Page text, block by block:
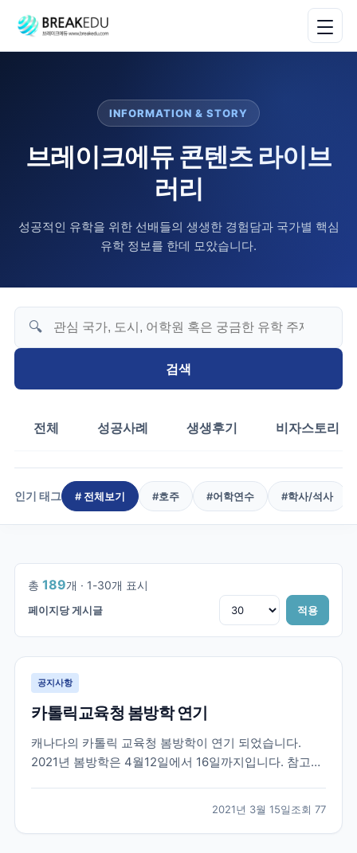
INFORMATION & STORY
브레이크에듀 콘텐츠 라이브
러리
성공적인 유학을 위한 선배들의 생생한 경험담과 국가별 핵심
유학 정보를 한데 모았습니다.
🔍
검색
전체 성공사례 생생후기 비자스토리
인기 태그 # 전체보기 #호주 #어학연수 #학사/석사
총 189개 · 1-30개 표시
페이지당 게시글 적용
1/7
공지사항
카톨릭교육청 봄방학 연기
캐나다의 카톨릭 교육청 봄방학이 연기 되었습니다.
2021년 봄방학은 4월12일에서 16일까지입니다. 참고부
2021년 3월 15일조회 77